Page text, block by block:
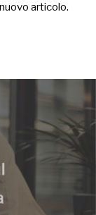
articolo.